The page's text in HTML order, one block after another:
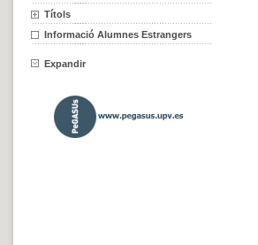
Títols
Informació Alumnes Estrangers
Expandir